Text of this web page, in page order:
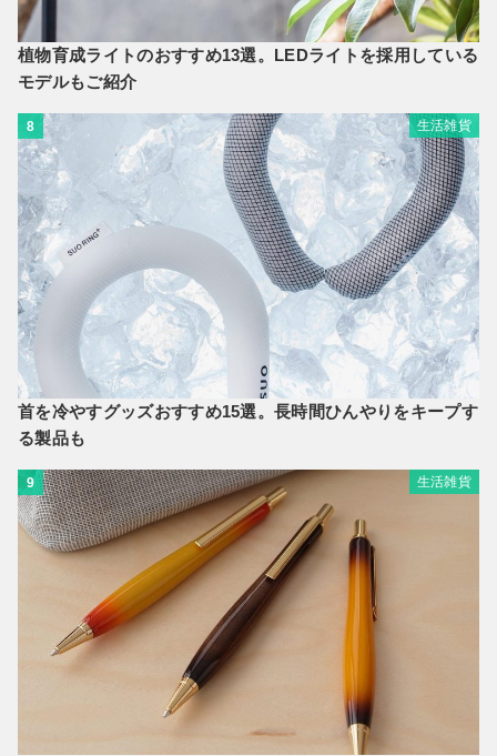
植物育成ライトのおすすめ13選。LEDライトを採用している
モデルもご紹介
8 生活雑貨
首を冷やすグッズおすすめ15選。長時間ひんやりをキープす
る製品も
9 生活雑貨